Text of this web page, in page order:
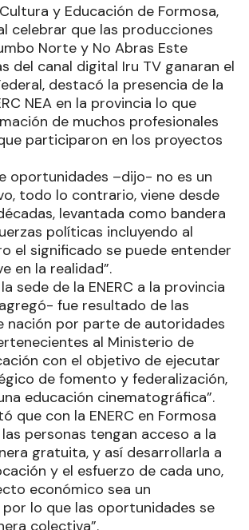
y Educación de Formosa,
celebrar que las producciones
Norte y No Abras Este
del canal digital Iru TV ganaran el
destacó la presencia de la
NEA en la provincia lo que
de muchos profesionales
participaron en los proyectos
oportunidades –dijo- no es un
todo lo contrario, viene desde
levantada como bandera
políticas incluyendo al
el significado se puede entender
en la realidad”.
sede de la ENERC a la provincia
fue resultado de las
nación por parte de autoridades
al Ministerio de
con el objetivo de ejecutar
de fomento y federalización,
educación cinematográfica”.
que con la ENERC en Formosa
personas tengan acceso a la
gratuita, y así desarrollarla a
y el esfuerzo de cada uno,
económico sea un
lo que las oportunidades se
colectiva”.